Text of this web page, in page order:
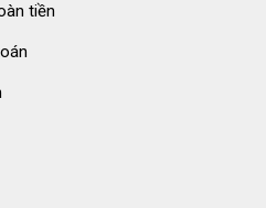
tiền